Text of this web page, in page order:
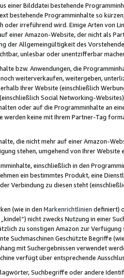
einer Bilddatei bestehende
bestehende Programminhalte so
oder irreführend wird. Einige Arten von
einer Amazon-Website, der nicht als
der Allgemeingültigkeit des
unlesbar oder unentzifferbar
bzw. Anwendungen, die
weiterverkaufen, weitergeben,
Ihrer Website (einschließlich
Social Networking-
oder auf die Programminhalte an
werden keine mit Ihrem Partner-Tag
die nicht mehr auf einer Amazon-
stehen, umgehend von Ihrer
einschließlich in den
ein bestimmtes Produkt, eine
Verbindung zu diesen steht
(wie in den Markenrichtlinien definiert)
„kindel“) nicht zwecks Nutzung in einer
zu sonstigen Amazon zur
Suchmaschinen Geschützte Begriffe
mit Suchergebnissen verwendet
verfügt über entsprechende
Suchbegriffe oder andere